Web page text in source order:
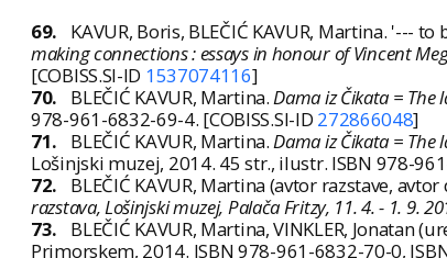
69. KAVUR, Boris, BLEČIĆ KAVUR, Martina. '---
making connections : essays in honour of Vincent
[COBISS.SI-ID 1537074116]
70.
BLEČIĆ KAVUR, Martina.Dama iz Čikata =
978-961-6832-69-4. [COBISS.SI-ID 272866048]
71.
BLEČIĆ KAVUR, Martina.Dama iz Čikata =
Lošinjski muzej, 2014. 45 str., ilustr. ISBN 978-
72.
BLEČIĆ KAVUR, Martina (avtor razstave,
razstava, Lošinjski muzej, Palača Fritzy, 11. 4. - 1. 9.
73.
BLEČIĆ KAVUR, Martina, VINKLER, Jonatan
Primorskem, 2014. ISBN 978-961-6832-70-0,